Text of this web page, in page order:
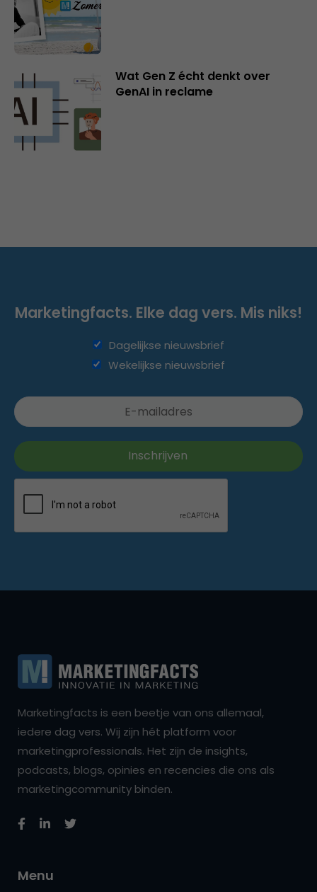
Wat Gen Z écht denkt over
GenAI in reclame
Marketingfacts. Elke dag vers. Mis niks!
Dagelijkse nieuwsbrief
Wekelijkse nieuwsbrief
Marketingfacts is een beetje van ons allemaal,
iedere dag vers. Wij zijn hét platform voor
marketingprofessionals. Het zijn de insights,
podcasts, blogs, opinies en recencies die ons als
marketingcommunity binden.
Menu